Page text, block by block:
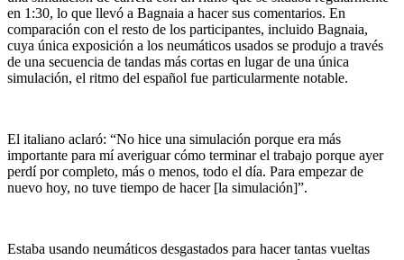
en 1:30, lo que llevó a Bagnaia a hacer sus comentarios. En
comparación con el resto de los participantes, incluido Bagnaia,
cuya única exposición a los neumáticos usados ​​se produjo a través
de una secuencia de tandas más cortas en lugar de una única
simulación, el ritmo del español fue particularmente notable.
El italiano aclaró: “No hice una simulación porque era más
importante para mí averiguar cómo terminar el trabajo porque ayer
perdí por completo, más o menos, todo el día. Para empezar de
nuevo hoy, no tuve tiempo de hacer [la simulación]”.
Estaba usando neumáticos desgastados para hacer tantas vueltas